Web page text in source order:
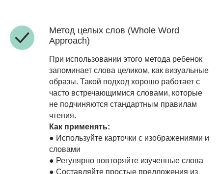
Метод целых слов (Whole Word
Approach)
При использовании этого метода ребенок
запоминает слова целиком, как визуальные
образы. Такой подход хорошо работает с
часто встречающимися словами, которые
не подчиняются стандартным правилам
чтения.
Как применять:
● Используйте карточки с изображениями и
словами
● Регулярно повторяйте изученные слова
● Составляйте простые предложения из